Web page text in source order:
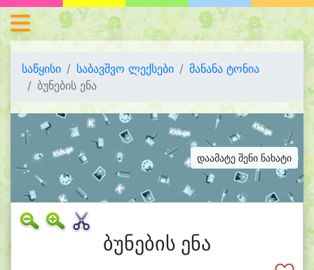
საწყისი საბავშვო ლექსები
მანანა ტონია
ბუნების ენა
დაამატე შენი ნახატი
ბუნების ენა